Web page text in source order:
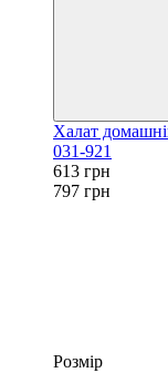
Халат
031-921
613 грн
797 грн
Розмір